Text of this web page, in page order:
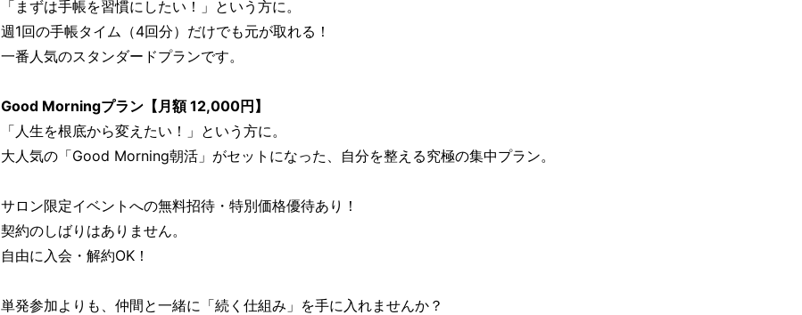
「まずは手帳を習慣にしたい！」という方に。
週1回の手帳タイム（4回分）だけでも元が取れる！
一番人気のスタンダードプランです。
Good Morningプラン【月額 12,000円】
「人生を根底から変えたい！」という方に。
大人気の「Good Morning朝活」がセットになった、自分を整える究極の集中プラン。
サロン限定イベントへの無料招待・特別価格優待あり！
契約のしばりはありません。
自由に入会・解約OK！
単発参加よりも、仲間と一緒に「続く仕組み」を手に入れませんか？